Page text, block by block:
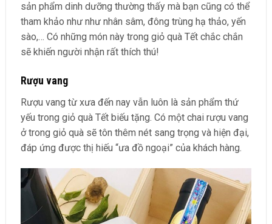
sản phẩm dinh dưỡng thường thấy mà bạn cũng có thể
tham khảo như như nhân sâm, đông trùng hạ thảo, yến
sào,… Có những món này trong giỏ quà Tết chắc chắn
sẽ khiến người nhận rất thích thú!
Rượu vang
Rượu vang từ xưa đến nay vẫn luôn là sản phẩm thứ
yếu trong giỏ quà Tết biếu tặng. Có một chai rượu vang
ở trong giỏ quà sẽ tôn thêm nét sang trọng và hiện đại,
đáp ứng được thị hiếu “ưa đồ ngoại” của khách hàng.